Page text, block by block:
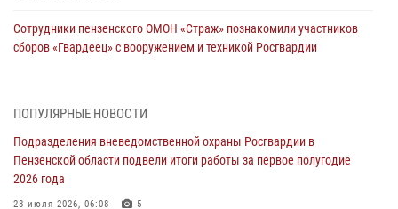
Сотрудники пензенского ОМОН «Страж» познакомили участников
сборов «Гвардеец» с вооружением и техникой Росгвардии
В Пензе сотрудники Росгвардии оказали помощь
05 августа 2026, 04:00
В Пензе при силовой поддержке Росгвардии пресечена
деятельность ОПГ, маскировавшейся под реабилитационный центр
ПОПУЛЯРНЫЕ НОВОСТИ
Подразделения вневедомственной охраны Росгвардии в
Пензенской области подвели итоги работы за первое полугодие
2026 года
28 июля 2026, 06:08 5